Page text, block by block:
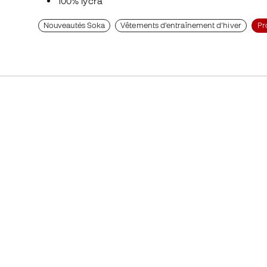
Nouveautés Soka Vêtements d’entraînement d’hiver